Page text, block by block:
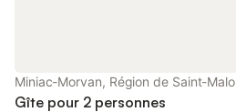
Miniac-Morvan, Région de Saint-Malo
Gîte pour 2 personnes